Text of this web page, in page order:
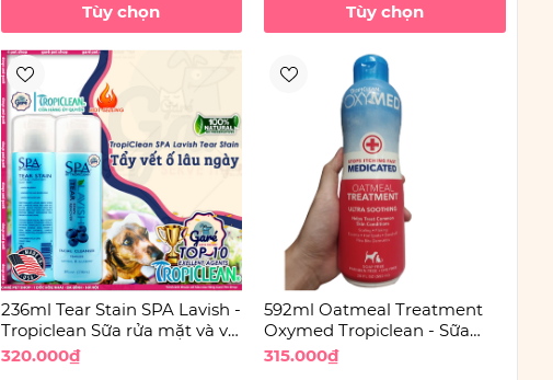
Tùy chọn Tùy chọn
236ml Tear Stain SPA Lavish -
Tropiclean Sữa rửa mặt và vệ
sinh vùng mắt chó Chó và
320.000₫
592ml Oatmeal Treatment
Oxymed Tropiclean - Sữa
tắm đặc trị cho Chó và Mèo
315.000₫